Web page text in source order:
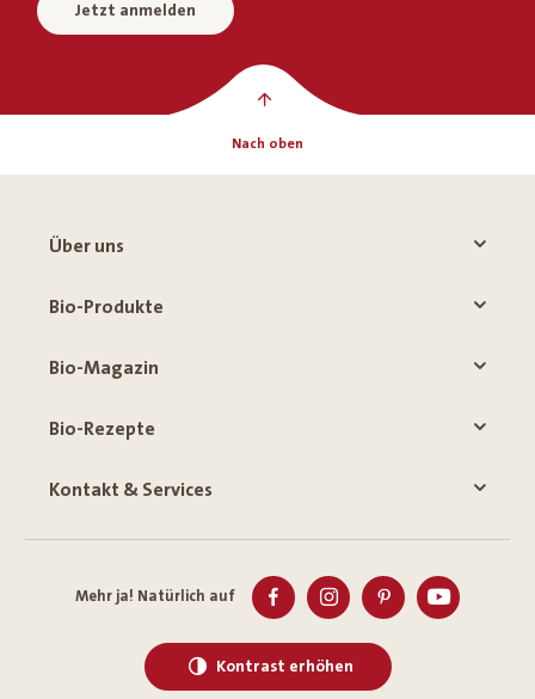
Jetzt anmelden
Nach oben
Über uns
Bio-Produkte
Bio-Magazin
Bio-Rezepte
Kontakt & Services
Mehr ja! Natürlich auf
Kontrast erhöhen